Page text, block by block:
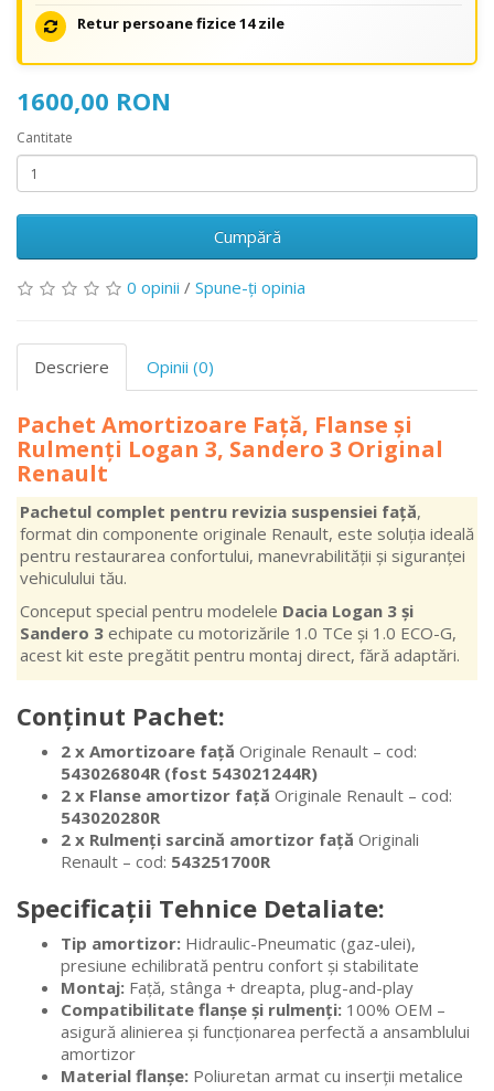
Retur persoane fizice 14 zile
1600,00 RON
Cantitate
Cumpără
0 opinii / Spune-ţi opinia
Descriere Opinii (0)
Pachet Amortizoare Față, Flanse și
Rulmenți Logan 3, Sandero 3 Original
Renault
Pachetul complet pentru revizia suspensiei față,
format din componente originale Renault, este soluția ideală
pentru restaurarea confortului, manevrabilității și siguranței
vehiculului tău.
Conceput special pentru modelele Dacia Logan 3 și
Sandero 3 echipate cu motorizările 1.0 TCe și 1.0 ECO-G,
acest kit este pregătit pentru montaj direct, fără adaptări.
Conținut Pachet:
2 x Amortizoare față Originale Renault – cod:
543026804R (fost 543021244R)
2 x Flanse amortizor față Originale Renault – cod:
543020280R
2 x Rulmenți sarcină amortizor față Originali
Renault – cod: 543251700R
Specificații Tehnice Detaliate:
Tip amortizor: Hidraulic-Pneumatic (gaz-ulei),
presiune echilibrată pentru confort și stabilitate
Montaj: Față, stânga + dreapta, plug-and-play
Compatibilitate flanșe și rulmenți: 100% OEM –
asigură alinierea și funcționarea perfectă a ansamblului
amortizor
Material flanșe: Poliuretan armat cu inserții metalice